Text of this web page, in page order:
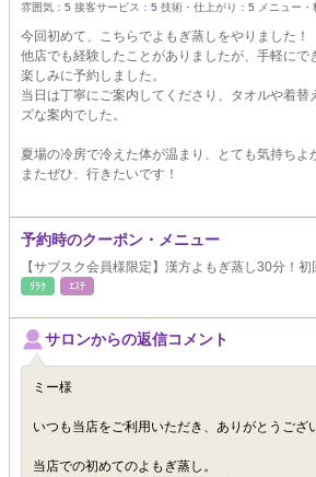
雰囲気： 5 接客サービス： 5 技術・仕上がり： 5 メニュー・
今回初めて、こちらでよもぎ蒸しをやりました！
他店でも経験したことがありましたが、手軽にで
楽しみに予約しました。
当日は丁寧にご案内してくださり、タオルや着替
ズな案内でした。
夏場の冷房で冷えた体が温まり、とても気持ちよ
またぜひ、行きたいです！
予約時のクーポン・メニュー
【サブスク会員様限定】漢方よもぎ蒸し30分！初
ﾘﾗｸ ｴｽﾃ
サロンからの返信コメント
ミー様
いつも当店をご利用いただき、ありがとうござ
当店での初めてのよもぎ蒸し。